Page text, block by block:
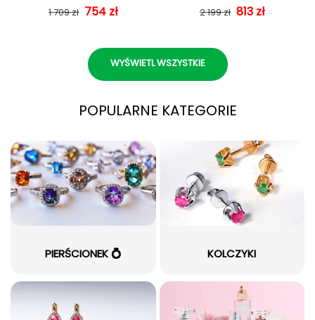
Cena regularna
1 709 zł Cena sprzedaży
754 zł Cena
2 199 zł Cena
813 zł
WYŚWIETL WSZYSTKIE
POPULARNE KATEGORIE
PIERŚCIONEK 💍 KOLCZYKI